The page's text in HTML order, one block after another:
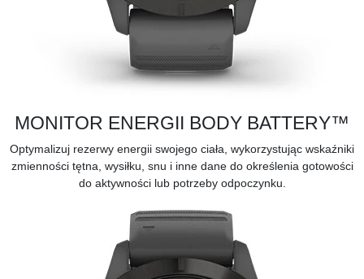
MONITOR ENERGII BODY BATTERY™
Optymalizuj rezerwy energii swojego ciała, wykorzystując wskaźniki
zmienności tętna, wysiłku, snu i inne dane do określenia gotowości
do aktywności lub potrzeby odpoczynku.